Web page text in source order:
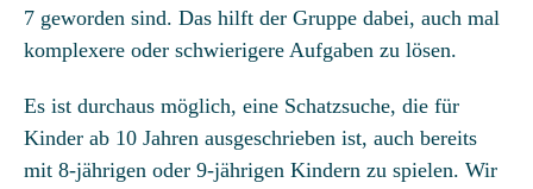
7 geworden sind. Das hilft der Gruppe dabei, auch mal
komplexere oder schwierigere Aufgaben zu lösen.
Es ist durchaus möglich, eine Schatzsuche, die für
Kinder ab 10 Jahren ausgeschrieben ist, auch bereits
mit 8-jährigen oder 9-jährigen Kindern zu spielen. Wir